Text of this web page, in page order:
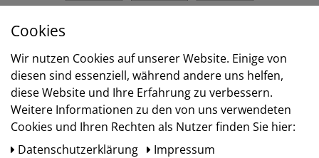
Versand
Cookies
Wir nutzen Cookies auf unserer Website. Einige von
diesen sind essenziell, während andere uns helfen,
diese Website und Ihre Erfahrung zu verbessern.
Weitere Informationen zu den von uns verwendeten
Cookies und Ihren Rechten als Nutzer finden Sie hier:
Daten­schutz­erklärung
Impressum